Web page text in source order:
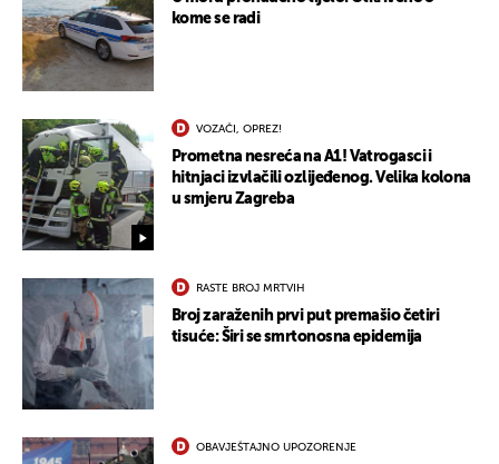
kome se radi
VOZAČI, OPREZ!
Prometna nesreća na A1! Vatrogasci i
hitnjaci izvlačili ozlijeđenog. Velika kolona
u smjeru Zagreba
RASTE BROJ MRTVIH
Broj zaraženih prvi put premašio četiri
tisuće: Širi se smrtonosna epidemija
OBAVJEŠTAJNO UPOZORENJE